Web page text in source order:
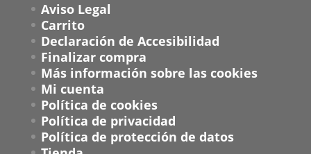
Aviso Legal
Carrito
Declaración de Accesibilidad
Finalizar compra
Más información sobre las cookies
Mi cuenta
Política de cookies
Política de privacidad
Política de protección de datos